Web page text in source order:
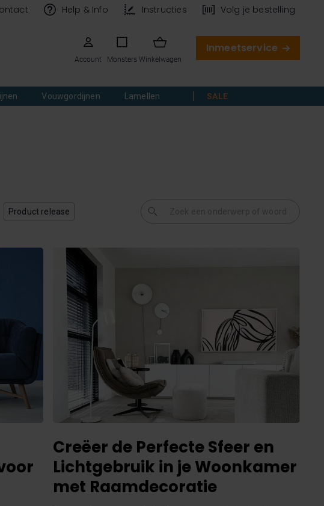
Help & Info Instructies Volg je bestelling
Account Monsters
Inmeetservice
Winkelwagen
Vouwgordijnen Lamellen SALE
Creëer de Perfecte Sfeer en
Lichtgebruik in je Woonkamer
met Raamdecoratie
Product release